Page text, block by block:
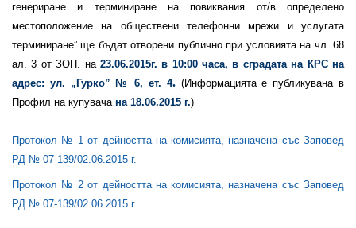
генериране и терминиране на повиквания от/в определено
местоположение на обществени телефонни мрежи и услугата
терминиране” ще бъдат отворени публично при условията на чл. 68
ал. 3 от ЗОП. на 23.06.2015г. в 10:00 часа, в сградата на КРС на
адрес: ул. „Гурко” № 6, ет. 4. (Информацията е публикувана в
Профил на купувача на 18.06.2015 г.)
Протокол № 1 от дейността на комисията, назначена със Заповед
РД № 07-139/02.06.2015 г.
Протокол № 2 от дейността на комисията, назначена със Заповед
РД № 07-139/02.06.2015 г.